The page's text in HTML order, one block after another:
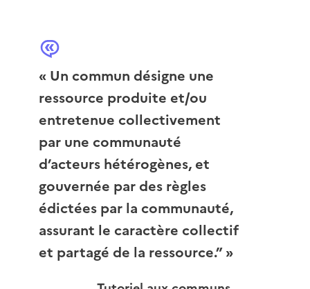
« Un commun désigne une
ressource produite et/ou
entretenue collectivement
par une communauté
d’acteurs hétérogènes, et
gouvernée par des règles
édictées par la communauté,
assurant le caractère collectif
et partagé de la ressource.” »